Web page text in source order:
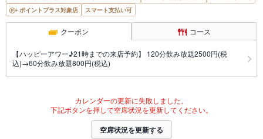
ポイントプラス対象店
スマート支払い可
クーポン コース
【ハッピーアワー♪21時までの来店予約】 120分飲み放題2500円(税
込)→60分飲み放題800円(税込)
カレンダーの更新に失敗しました。
下記ボタンを押して空席状況を更新してください。
空席状況を更新する